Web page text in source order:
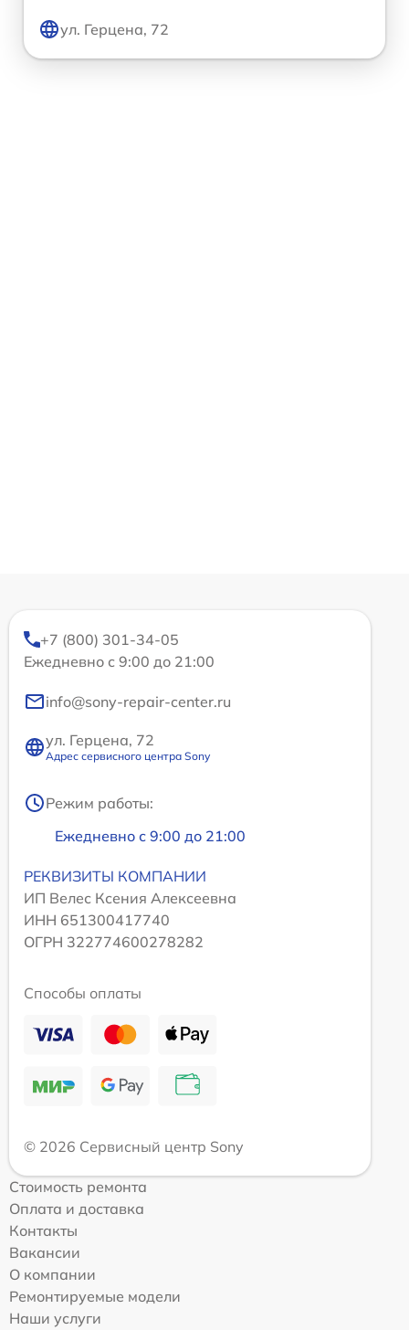
ул. Герцена, 72
+7 (800) 301-34-05
Ежедневно с 9:00 до 21:00
info@sony-repair-center.ru
ул. Герцена, 72
Адрес сервисного центра Sony
Режим работы:
Ежедневно с 9:00 до 21:00
РЕКВИЗИТЫ КОМПАНИИ
ИП Велес Ксения Алексеевна
ИНН 651300417740
ОГРН 322774600278282
Способы оплаты
© 2026 Сервисный центр Sony
Стоимость ремонта
Оплата и доставка
Контакты
Вакансии
О компании
Ремонтируемые модели
Наши услуги